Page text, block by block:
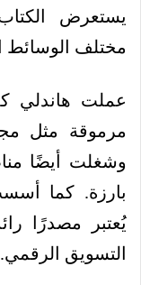
يستعرض
مختلف الوسائط
عملت هاندلي
وشغلت أيضًا
يُعتبر مصدرًا
التسويق الرقمي.